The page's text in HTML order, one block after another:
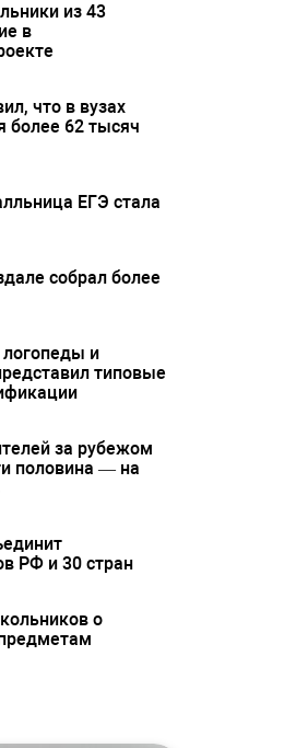
из 43
в
что в вузах
более 62 тысяч
ЕГЭ стала
собрал более
логопеды и
типовые
за рубежом
половина — на
РФ и 30 стран
о